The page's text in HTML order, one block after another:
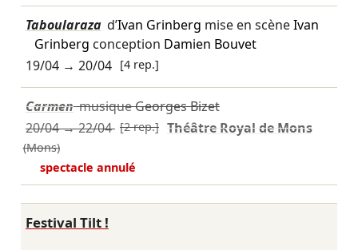
Taboularaza d’Ivan Grinberg mise en scèneIvan
Grinberg conception Damien Bouvet
19/04→ 20/04 [4 rep.]
CarmenmusiqueGeorges Bizet
20/04→22/04 [2 rep.] Théâtre Royal de Mons
(Mons)
spectacle annulé
Festival Tilt !